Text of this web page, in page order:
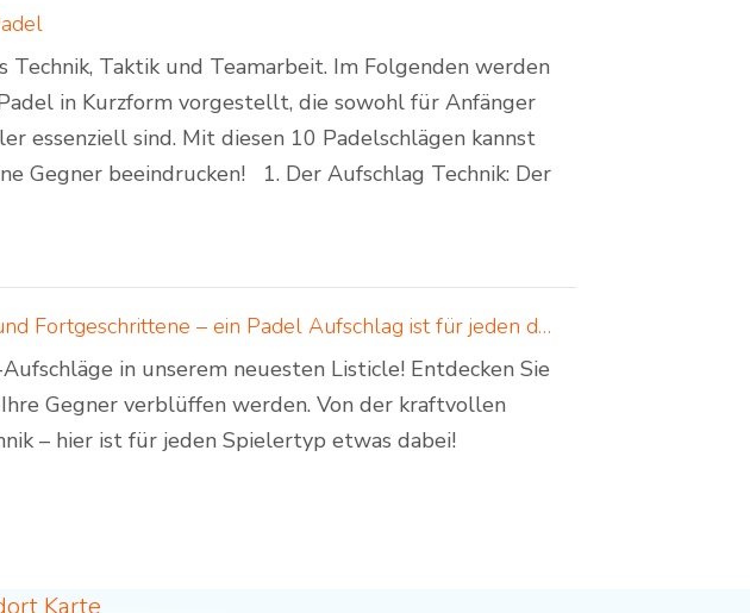
Technik, Taktik und Teamarbeit. Im Folgenden werden
in Kurzform vorgestellt, die sowohl für Anfänger
essenziell sind. Mit diesen 10 Padelschlägen kannst
Gegner beeindrucken! 1. Der Aufschlag Technik: Der
4 Padel Aufschläge für Anfänger und Fortgeschrittene – ein Padel Aufschlag ist für jeden dabei!
in unserem neuesten Listicle! Entdecken Sie
Gegner verblüffen werden. Von der kraftvollen
– hier ist für jeden Spielertyp etwas dabei!
Karte